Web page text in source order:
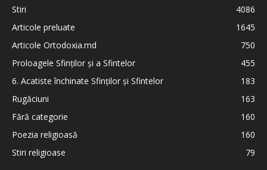
Stiri
4086
Articole preluate
1645
Articole Ortodoxia.md
750
Proloagele Sfinților și a Sfintelor
455
6. Acatiste închinate Sfinților și Sfintelor
183
Rugăciuni
163
Fără categorie
160
Poezia religioasă
160
Stiri religioase
79